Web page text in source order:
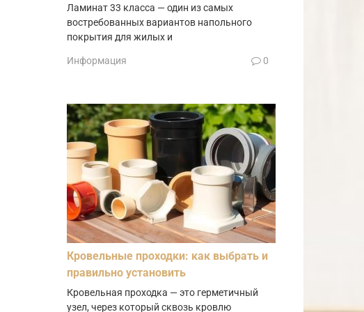
Ламинат 33 класса — один из самых
востребованных вариантов напольного
покрытия для жилых и
Информация 0
Кровельные проходки: как выбрать и
правильно установить
Кровельная проходка — это герметичный
узел, через который сквозь кровлю